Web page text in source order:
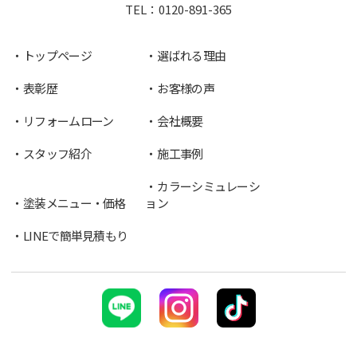
TEL： 0120-891-365
トップページ
選ばれる理由
表彰歴
お客様の声
リフォームローン
会社概要
スタッフ紹介
施工事例
塗装メニュー・価格
カラーシミュレーシ
ョン
LINEで簡単見積もり